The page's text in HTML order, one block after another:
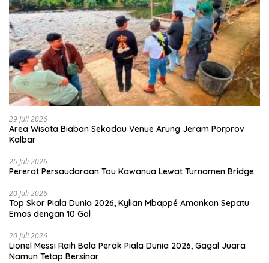
29 Juli 2026
Area Wisata Biaban Sekadau Venue Arung Jeram Porprov
Kalbar
25 Juli 2026
Pererat Persaudaraan Tou Kawanua Lewat Turnamen Bridge
20 Juli 2026
Top Skor Piala Dunia 2026, Kylian Mbappé Amankan Sepatu
Emas dengan 10 Gol
20 Juli 2026
Lionel Messi Raih Bola Perak Piala Dunia 2026, Gagal Juara
Namun Tetap Bersinar